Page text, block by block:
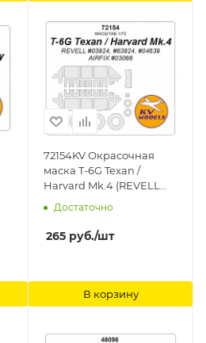
72154KV Окрасочная
маска T-6G Texan /
Harvard Mk.4 (REVELL
#03924, #63924, #04639 /
Airfix #03066) + маски на
диски и колеса KV
Models
Достаточно
265 руб./шт
В корзину